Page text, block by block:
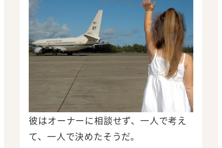
彼はオーナーに相談せず、一人で考え
て、一人で決めたそうだ。